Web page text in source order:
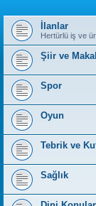
İlanlar
Hertürlü iş ve
Şiir ve
Spor
Oyun
Tebrik ve
Sağlık